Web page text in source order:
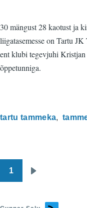
30 mängust 28 kaotust ja
liigatasemesse on Tartu
ent klubi tegevjuhi
õppetunniga.
tartu tammeka
Pagination
1